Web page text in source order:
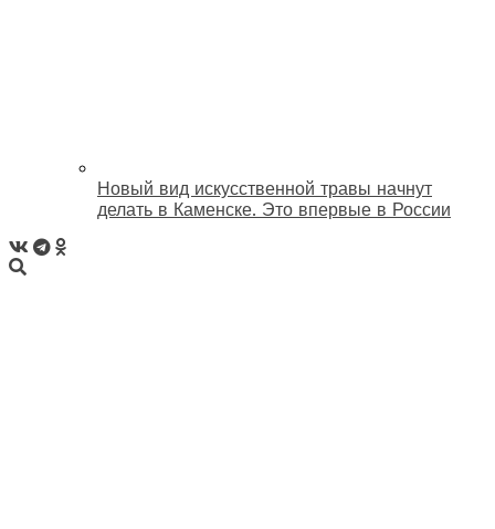
Новый вид искусственной травы начнут
делать в Каменске. Это впервые в России